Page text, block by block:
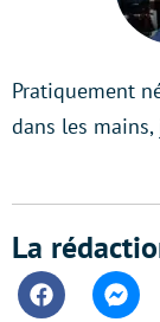
Pratiquement
dans les
La
Facebook